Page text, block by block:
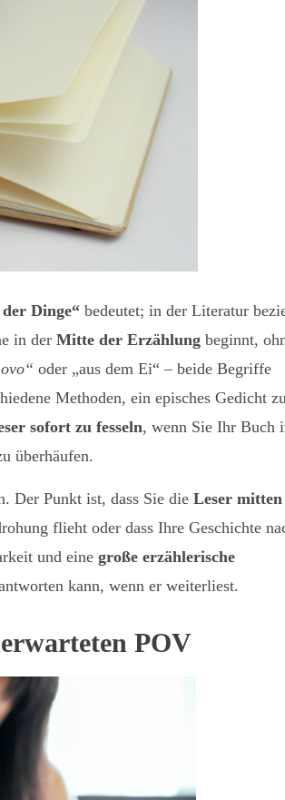
Dinge“ bedeutet; in der Literatur
in der Mitte der Erzählung beginnt,
oder „aus dem Ei“ – beide Begriffe
Methoden, ein episches Gedicht
sofort zu fesseln, wenn Sie Ihr Buch
überhäufen.
Der Punkt ist, dass Sie die Leser
flieht oder dass Ihre Geschichte
und eine große erzählerische
kann, wenn er weiterliest.
POV